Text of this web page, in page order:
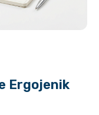
Ergojenik